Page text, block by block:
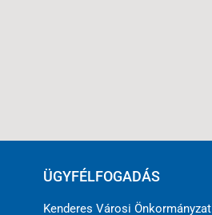
ÜGYFÉLFOGADÁS
Kenderes Városi Önkormányzat